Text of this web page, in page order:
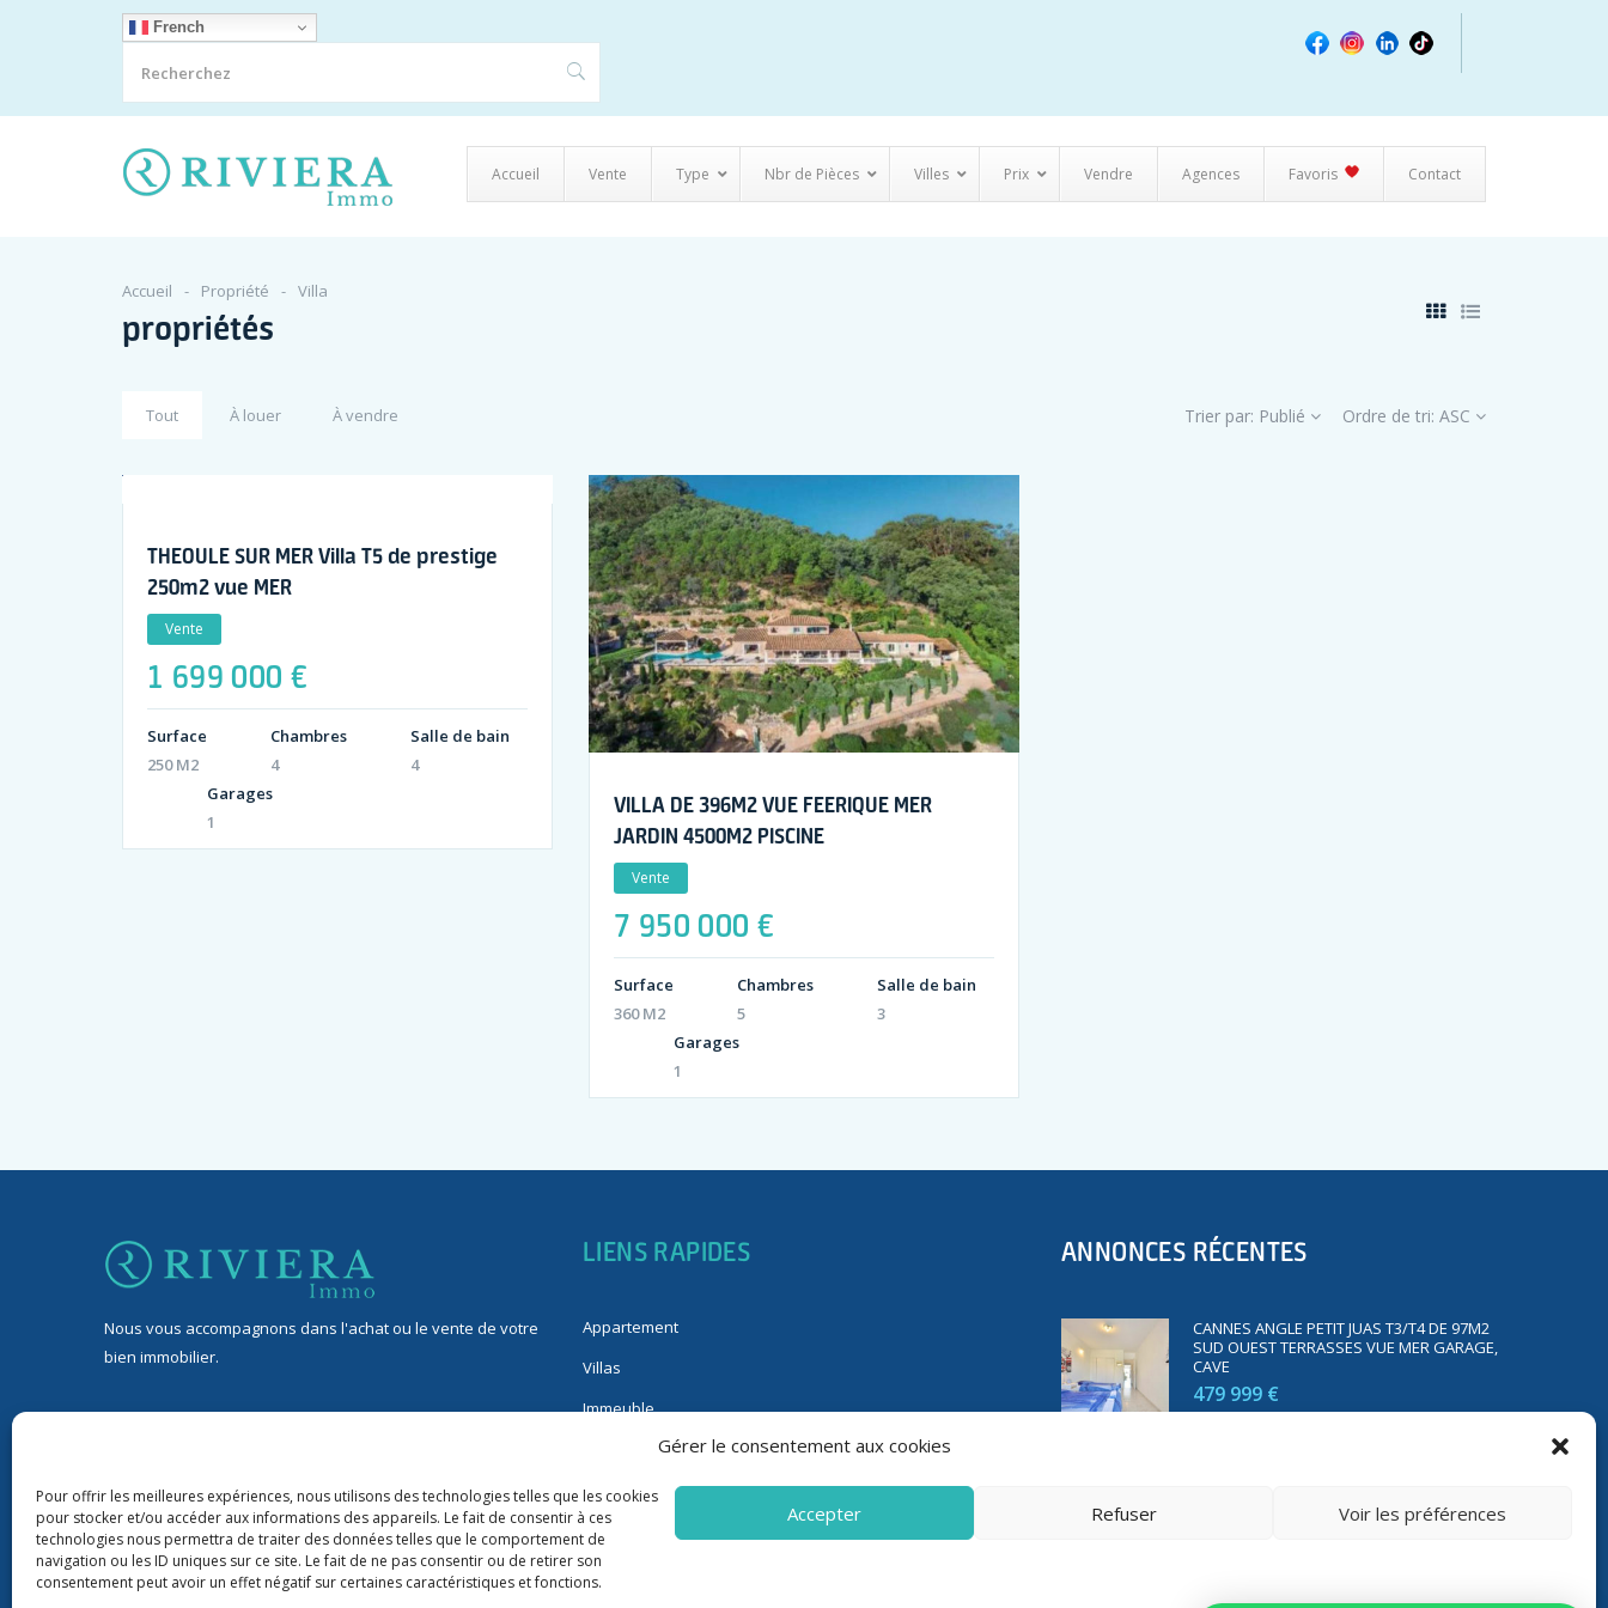
Gérer le consentement aux cookies
Pour offrir les meilleures expériences, nous utilisons des technologies telles que les cookies
pour stocker et/ou accéder aux informations des appareils. Le fait de consentir à ces
technologies nous permettra de traiter des données telles que le comportement de
navigation ou les ID uniques sur ce site. Le fait de ne pas consentir ou de retirer son
consentement peut avoir un effet négatif sur certaines caractéristiques et fonctions.
Accepter Refuser Voir les préférences
French
Accueil Vente Type Nbr de Pièces Villes Prix Vendre Agences Favoris Contact
Accueil Propriété Villa
propriétés
Tout À louer À vendre Trier par: Publié Ordre de tri: ASC
THEOULE SUR MER Villa T5 de prestige
250m2 vue MER
Vente
1 699 000 €
Surface
250 M2
Chambres
4
Salle de bain
4
Garages
1
VILLA DE 396M2 VUE FEERIQUE MER
JARDIN 4500M2 PISCINE
Vente
7 950 000 €
Surface
360 M2
Chambres
5
Salle de bain
3
Garages
1
Nous vous accompagnons dans l'achat ou le vente de votre
bien immobilier.
9 rond-point Duboys d’Angers, 06400 Cannes
+33 06 76 88 43 22
riviera06immo@gmail.com
LIENS RAPIDES
Appartement
Villas
Immeuble
Fonds de commerce
Immobilier pro
ANNONCES RÉCENTES
CANNES ANGLE PETIT JUAS T3/T4 DE 97M2
SUD OUEST TERRASSES VUE MER GARAGE,
CAVE
479 999 €